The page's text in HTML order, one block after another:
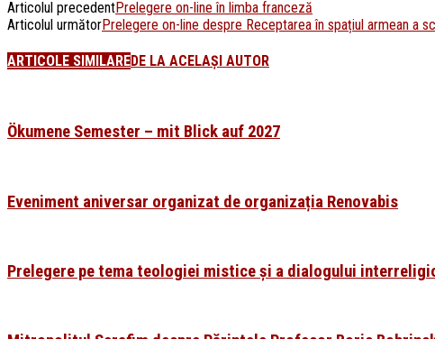
Articolul precedentPrelegere on-line în limba franceză
Articolul următorPrelegere on-line despre Receptarea în spațiul armean a
ARTICOLE SIMILAREDE LA ACELAȘI AUTOR
Ökumene Semester – mit Blick auf 2027
Eveniment aniversar organizat de organizația Renovabis
Prelegere pe tema teologiei mistice și a dialogului